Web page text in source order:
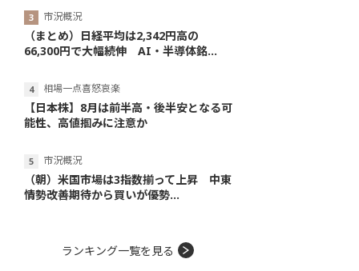
市況概況
（まとめ）日経平均は2,342円高の
66,300円で大幅続伸 AI・半導体銘...
相場一点喜怒哀楽
【日本株】8月は前半高・後半安となる可
能性、高値掴みに注意か
市況概況
（朝）米国市場は3指数揃って上昇 中東
情勢改善期待から買いが優勢...
ランキング一覧を見る